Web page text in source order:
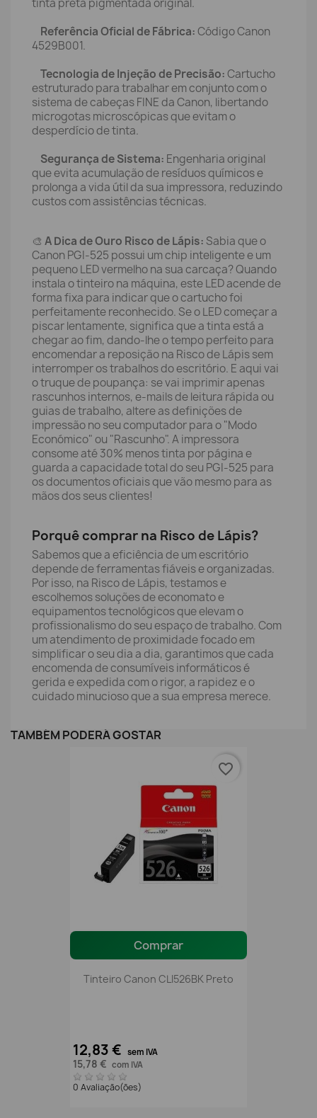
tinta preta pigmentada original.
Referência Oficial de Fábrica:Código Canon
4529B001.
Tecnologia de Injeção de Precisão:Cartucho
estruturado para trabalhar em conjunto com o
sistema de cabeças FINE da Canon, libertando
microgotas microscópicas que evitam o
desperdício de tinta.
Segurança de Sistema: Engenharia original
que evita acumulação de resíduos químicos e
prolonga a vida útil da sua impressora, reduzindo
custos com assistências técnicas.
🎨 A Dica de Ouro Risco de Lápis: Sabia que o
Canon PGI-525 possui um chip inteligente e um
pequeno LED vermelho na sua carcaça? Quando
instala o tinteiro na máquina, este LED acende de
forma fixa para indicar que o cartucho foi
perfeitamente reconhecido. Se o LED começar a
piscar lentamente, significa que a tinta está a
chegar ao fim, dando-lhe o tempo perfeito para
encomendar a reposição na Risco de Lápis sem
interromper os trabalhos do escritório. E aqui vai
o truque de poupança: se vai imprimir apenas
rascunhos internos, e-mails de leitura rápida ou
guias de trabalho, altere as definições de
impressão no seu computador para o "Modo
Económico" ou "Rascunho". A impressora
consome até 30% menos tinta por página e
guarda a capacidade total do seu PGI-525 para
os documentos oficiais que vão mesmo para as
mãos dos seus clientes!
Porquê comprar na Risco de Lápis?
Sabemos que a eficiência de um escritório
depende de ferramentas fiáveis e organizadas.
Por isso, na Risco de Lápis, testamos e
escolhemos soluções de economato e
equipamentos tecnológicos que elevam o
profissionalismo do seu espaço de trabalho. Com
um atendimento de proximidade focado em
simplificar o seu dia a dia, garantimos que cada
encomenda de consumíveis informáticos é
gerida e expedida com o rigor, a rapidez e o
cuidado minucioso que a sua empresa merece.
TAMBÉM PODERÁ GOSTAR
Comprar
Tinteiro Canon CLI526BK Preto
12,83 € sem IVA
15,78 € com IVA
0 Avaliação(ões)
favorite_border